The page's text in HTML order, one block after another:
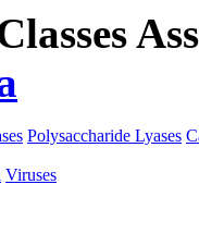
Polysaccharide Lyases
Viruses